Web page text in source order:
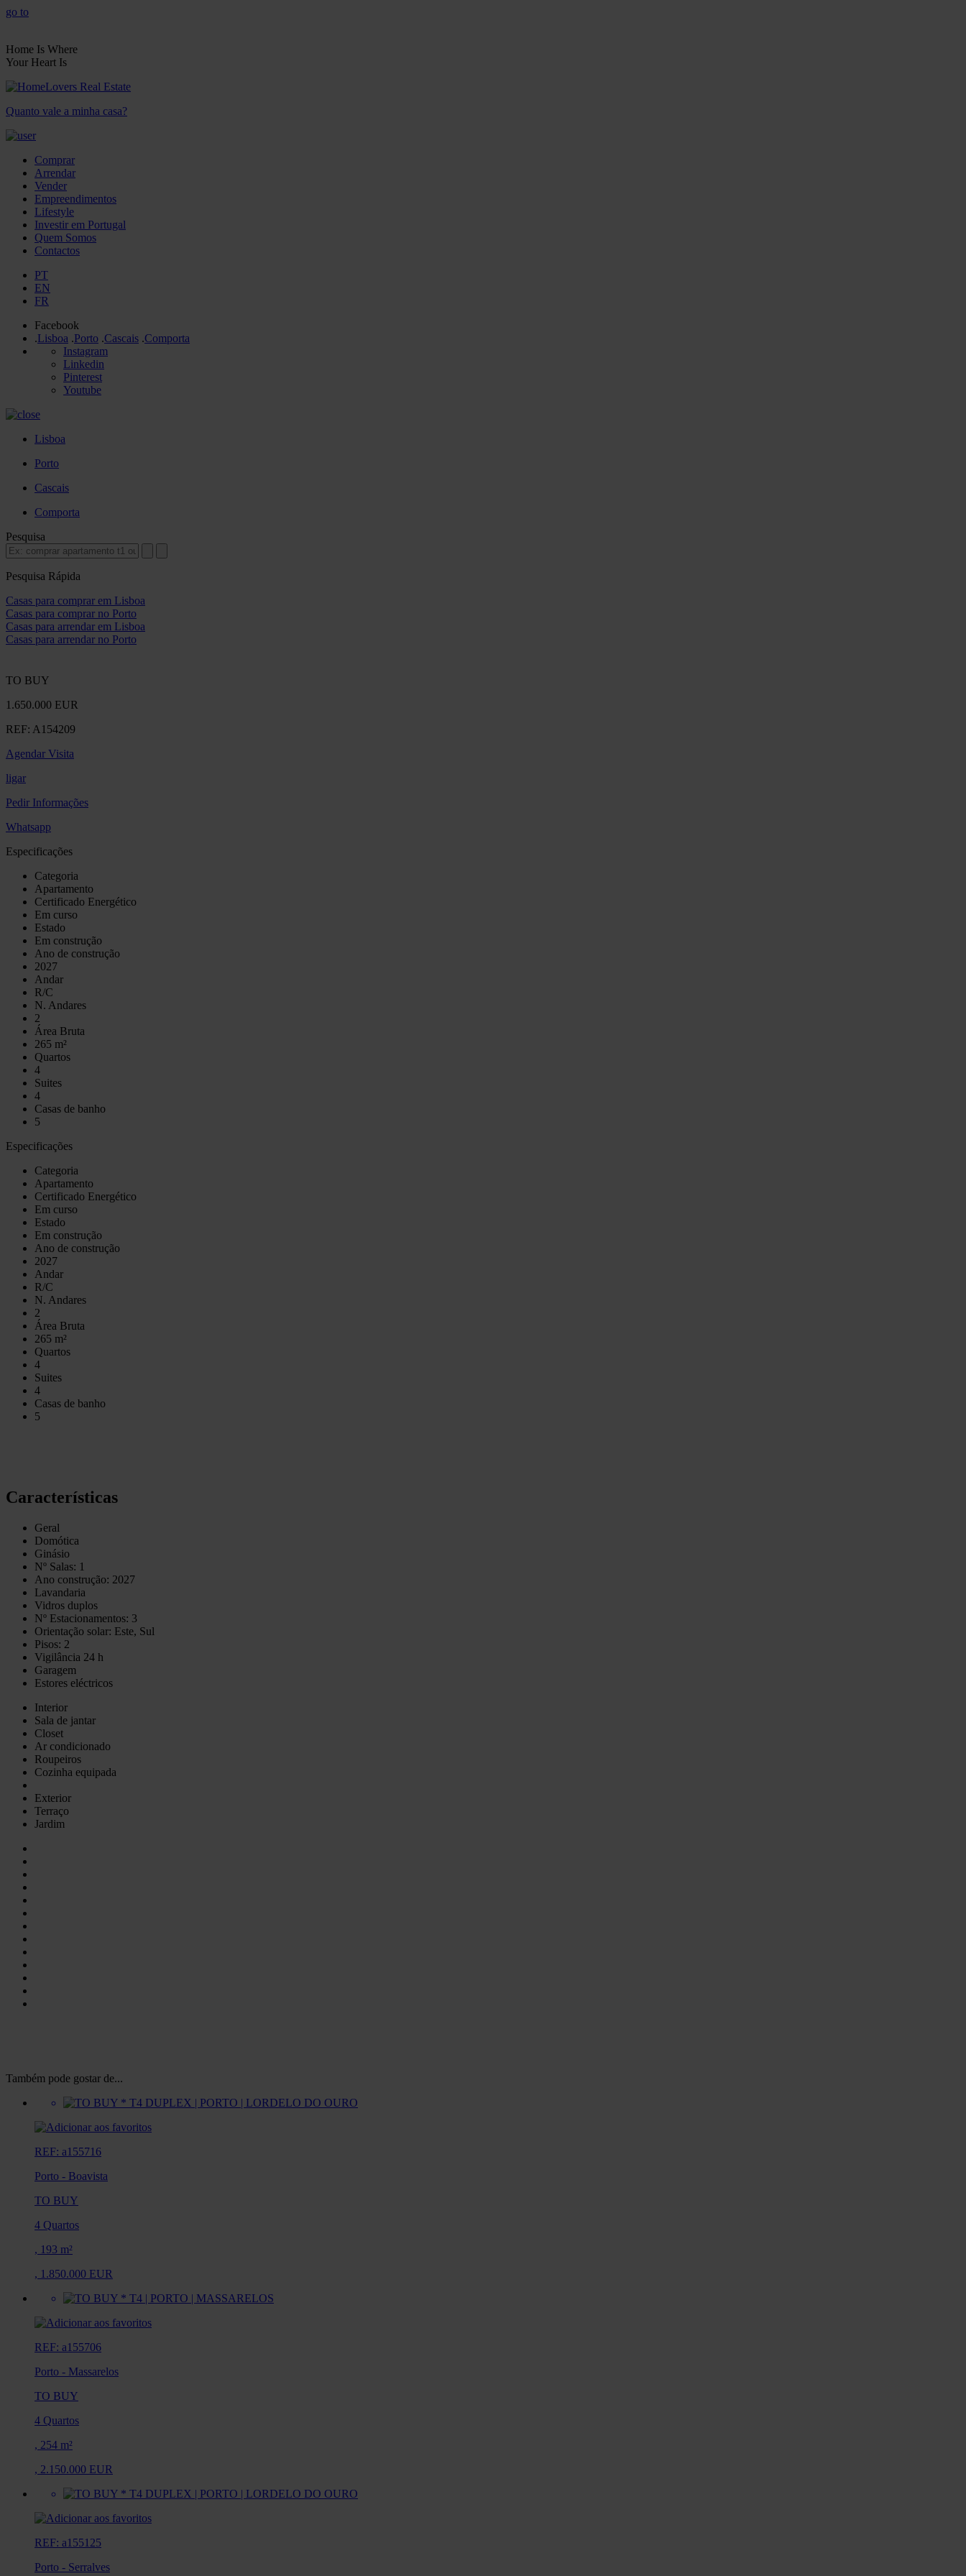
go to
Home Is Where
Your Heart Is
Quanto vale a minha casa?
Comprar
Arrendar
Vender
Empreendimentos
Lifestyle
Investir em Portugal
Quem Somos
Contactos
PT
EN
FR
Facebook
.Lisboa .Porto .Cascais .Comporta
Instagram
Linkedin
Pinterest
Youtube
Lisboa
Porto
Cascais
Comporta
Pesquisa
Pesquisa Rápida
Casas para comprar em Lisboa
Casas para comprar no Porto
Casas para arrendar em Lisboa
Casas para arrendar no Porto
TO BUY
1.650.000 EUR
REF: A154209
Agendar Visita
ligar
Pedir Informações
Whatsapp
Especificações
Categoria
Apartamento
Certificado Energético
Em curso
Estado
Em construção
Ano de construção
2027
Andar
R/C
N. Andares
2
Área Bruta
265 m²
Quartos
4
Suites
4
Casas de banho
5
Especificações
Categoria
Apartamento
Certificado Energético
Em curso
Estado
Em construção
Ano de construção
2027
Andar
R/C
N. Andares
2
Área Bruta
265 m²
Quartos
4
Suites
4
Casas de banho
5
Características
Geral
Domótica
Ginásio
Nº Salas: 1
Ano construção: 2027
Lavandaria
Vidros duplos
Nº Estacionamentos: 3
Orientação solar: Este, Sul
Pisos: 2
Vigilância 24 h
Garagem
Estores eléctricos
Interior
Sala de jantar
Closet
Ar condicionado
Roupeiros
Cozinha equipada
Exterior
Terraço
Jardim
Também pode gostar de...
REF: a155716
Porto - Boavista
TO BUY
4 Quartos
, 193 m²
, 1.850.000 EUR
REF: a155706
Porto - Massarelos
TO BUY
4 Quartos
, 254 m²
, 2.150.000 EUR
REF: a155125
Porto - Serralves